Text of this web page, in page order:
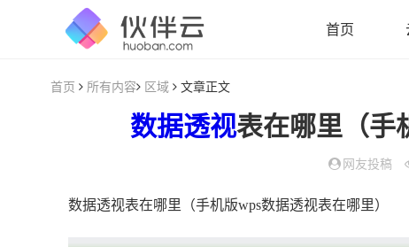
首页
首页 所有内容 区域 文章正文
数据透视表在哪里（手
网友投稿
数据透视表在哪里（手机版wps数据透视表在哪里）